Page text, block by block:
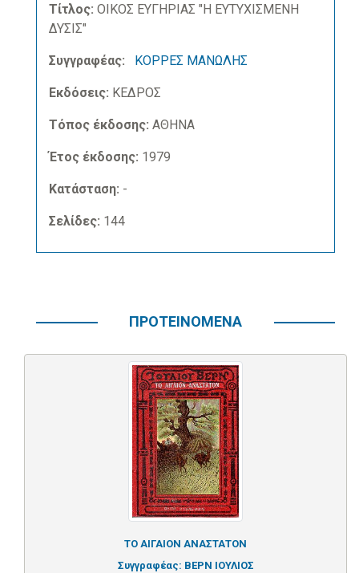
Τίτλος: ΟΙΚΟΣ ΕΥΓΗΡΙΑΣ "Η ΕΥΤΥΧΙΣΜΕΝΗ
ΔΥΣΙΣ"
Συγγραφέας: ΚΟΡΡΕΣ ΜΑΝΩΛΗΣ
Εκδόσεις: ΚΕΔΡΟΣ
Τόπος έκδοσης: ΑΘΗΝΑ
Έτος έκδοσης: 1979
Κατάσταση: -
Σελίδες: 144
ΠΡΟΤΕΙΝΟΜΕΝΑ
ΤΟ ΑΙΓΑΙΟΝ ΑΝΑΣΤΑΤΟΝ
Συγγραφέας: ΒΕΡΝ ΙΟΥΛΙΟΣ